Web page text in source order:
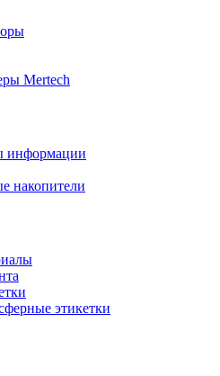
Mertech
информации
накопители
этикетки